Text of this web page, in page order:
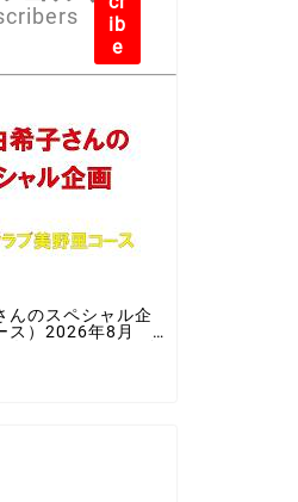
ib
e
んのスペシャル企
ス）2026年8月 ♯